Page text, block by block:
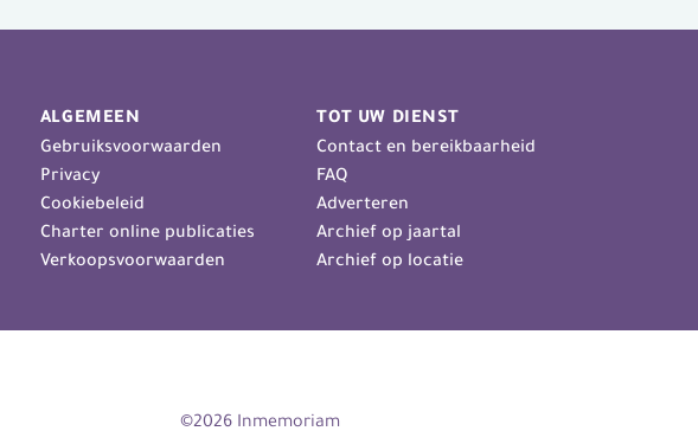
ALGEMEEN
Gebruiksvoorwaarden
Privacy
Cookiebeleid
Charter online publicaties
Verkoopsvoorwaarden
TOT UW DIENST
Contact en bereikbaarheid
FAQ
Adverteren
Archief op jaartal
Archief op locatie
©2026 Inmemoriam